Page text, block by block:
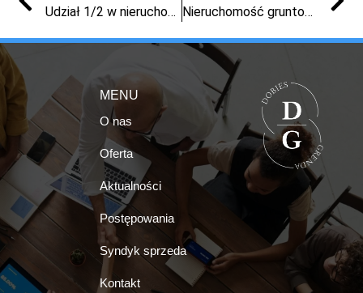
Udział 1/2 w nieruchomości gruntowej w Toruniu Nieruchomość gruntowa zabudowana w Nieszawie, ul. Ciechocińska
MENU
O nas
Oferta
Aktualności
Postępowania
Syndyk sprzeda
Kontakt